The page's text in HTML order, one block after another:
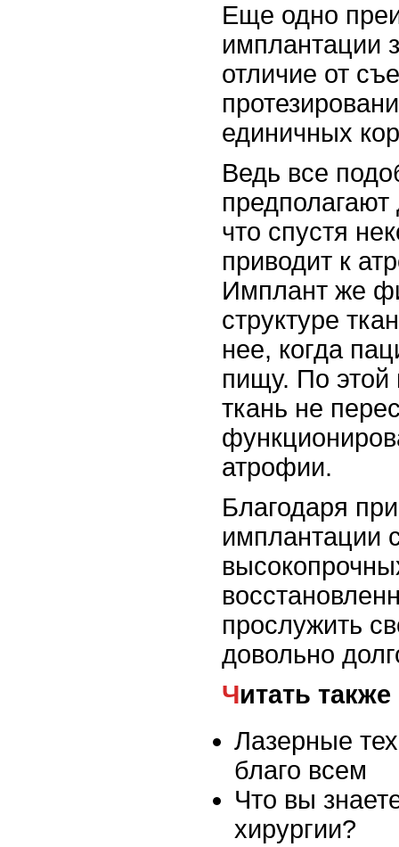
Еще одно
имплантации
отличие от
единичных
Ведь все
что спустя
приводит к
Имплант же
структуре
нее, когда
пищу. По этой
ткань не
атрофии.
Благодаря
имплантации
прослужить
довольно
Читать также
Лазерные
благо всем
Что вы
хирургии?